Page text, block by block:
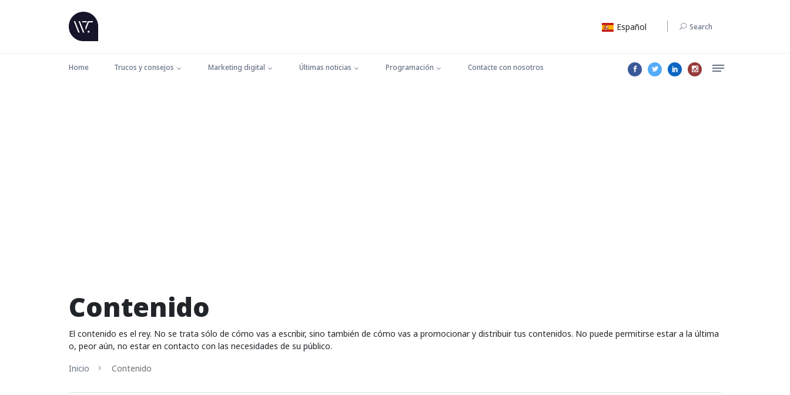
Español Search
Home Trucos y consejos Marketing digital Últimas noticias Programación Contacte con nosotros
Contenido
El contenido es el rey. No se trata sólo de cómo vas a escribir, sino también de cómo vas a promocionar y distribuir tus contenidos. No puede permitirse estar a la última
o, peor aún, no estar en contacto con las necesidades de su público.
Inicio
Contenido